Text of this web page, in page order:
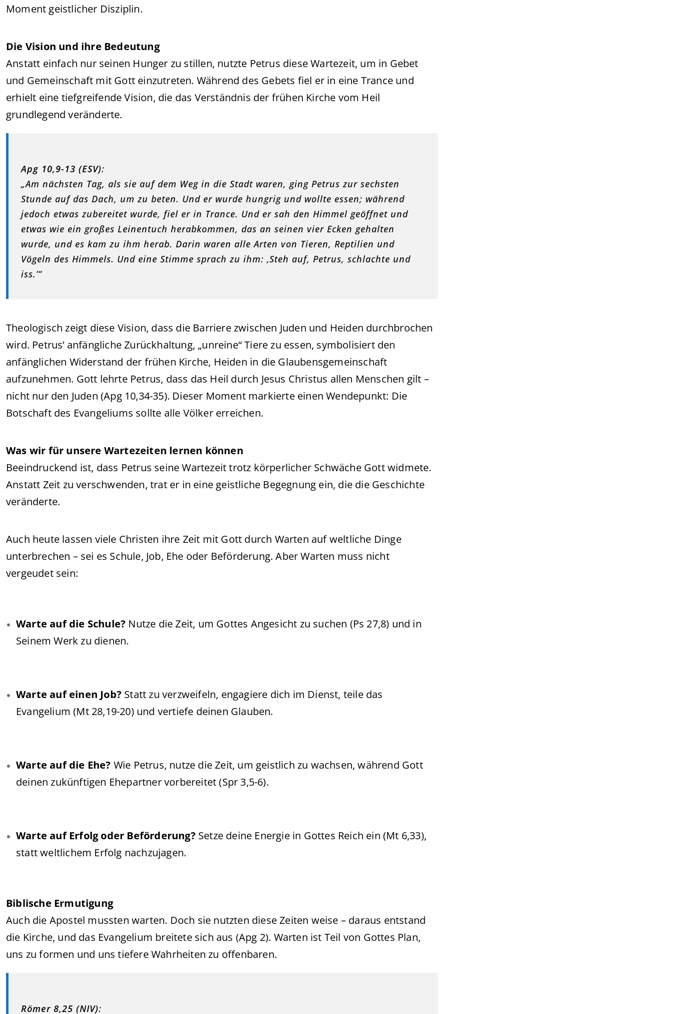
Moment geistlicher Disziplin.
Die Vision und ihre Bedeutung
Anstatt einfach nur seinen Hunger zu stillen, nutzte Petrus diese Wartezeit, um in Gebet
und Gemeinschaft mit Gott einzutreten. Während des Gebets fiel er in eine Trance und
erhielt eine tiefgreifende Vision, die das Verständnis der frühen Kirche vom Heil
grundlegend veränderte.
Apg 10,9-13 (ESV):
„Am nächsten Tag, als sie auf dem Weg in die Stadt waren, ging Petrus zur sechsten
Stunde auf das Dach, um zu beten. Und er wurde hungrig und wollte essen; während
jedoch etwas zubereitet wurde, fiel er in Trance. Und er sah den Himmel geöffnet und
etwas wie ein großes Leinentuch herabkommen, das an seinen vier Ecken gehalten
wurde, und es kam zu ihm herab. Darin waren alle Arten von Tieren, Reptilien und
Vögeln des Himmels. Und eine Stimme sprach zu ihm: ‚Steh auf, Petrus, schlachte und
iss.’“
Theologisch zeigt diese Vision, dass die Barriere zwischen Juden und Heiden durchbrochen
wird. Petrus’ anfängliche Zurückhaltung, „unreine“ Tiere zu essen, symbolisiert den
anfänglichen Widerstand der frühen Kirche, Heiden in die Glaubensgemeinschaft
aufzunehmen. Gott lehrte Petrus, dass das Heil durch Jesus Christus allen Menschen gilt –
nicht nur den Juden (Apg 10,34-35). Dieser Moment markierte einen Wendepunkt: Die
Botschaft des Evangeliums sollte alle Völker erreichen.
Was wir für unsere Wartezeiten lernen können
Beeindruckend ist, dass Petrus seine Wartezeit trotz körperlicher Schwäche Gott widmete.
Anstatt Zeit zu verschwenden, trat er in eine geistliche Begegnung ein, die die Geschichte
veränderte.
Auch heute lassen viele Christen ihre Zeit mit Gott durch Warten auf weltliche Dinge
unterbrechen – sei es Schule, Job, Ehe oder Beförderung. Aber Warten muss nicht
vergeudet sein:
Warte auf die Schule? Nutze die Zeit, um Gottes Angesicht zu suchen (Ps 27,8) und in
Seinem Werk zu dienen.
Warte auf einen Job? Statt zu verzweifeln, engagiere dich im Dienst, teile das
Evangelium (Mt 28,19-20) und vertiefe deinen Glauben.
Warte auf die Ehe? Wie Petrus, nutze die Zeit, um geistlich zu wachsen, während Gott
deinen zukünftigen Ehepartner vorbereitet (Spr 3,5-6).
Warte auf Erfolg oder Beförderung? Setze deine Energie in Gottes Reich ein (Mt 6,33),
statt weltlichem Erfolg nachzujagen.
Biblische Ermutigung
Auch die Apostel mussten warten. Doch sie nutzten diese Zeiten weise – daraus entstand
die Kirche, und das Evangelium breitete sich aus (Apg 2). Warten ist Teil von Gottes Plan,
uns zu formen und uns tiefere Wahrheiten zu offenbaren.
Römer 8,25 (NIV):